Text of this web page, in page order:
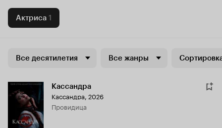
Актриса 1
Все десятилетия Все жанры
Кассандра
Кассандра, 2026
провидица